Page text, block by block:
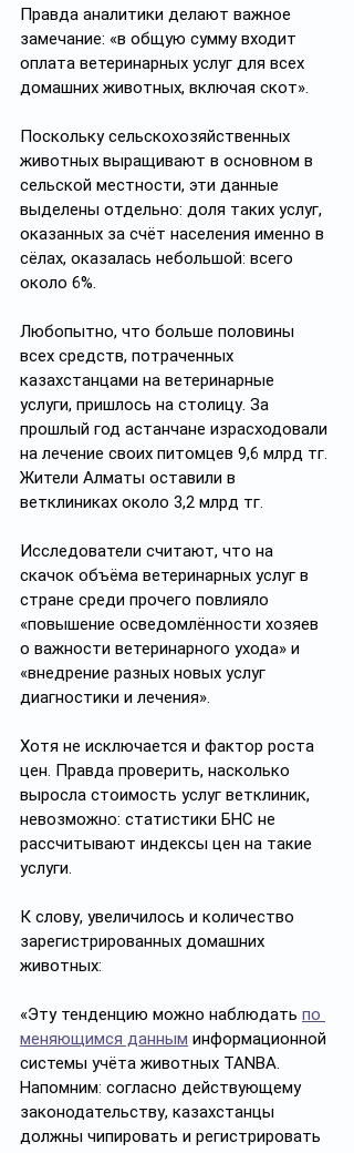
Правда аналитики делают важное
замечание: «в общую сумму входит
оплата ветеринарных услуг для всех
домашних животных, включая скот».
Поскольку сельскохозяйственных
животных выращивают в основном в
сельской местности, эти данные
выделены отдельно: доля таких услуг,
оказанных за счёт населения именно в
сёлах, оказалась небольшой: всего
около 6%.
Любопытно, что больше половины
всех средств, потраченных
казахстанцами на ветеринарные
услуги, пришлось на столицу. За
прошлый год астанчане израсходовали
на лечение своих питомцев 9,6 млрд тг.
Жители Алматы оставили в
ветклиниках около 3,2 млрд тг.
Исследователи считают, что на
скачок объёма ветеринарных услуг в
стране среди прочего повлияло
«повышение осведомлённости хозяев
о важности ветеринарного ухода» и
«внедрение разных новых услуг
диагностики и лечения».
Хотя не исключается и фактор роста
цен. Правда проверить, насколько
выросла стоимость услуг ветклиник,
невозможно: статистики БНС не
рассчитывают индексы цен на такие
услуги.
К слову, увеличилось и количество
зарегистрированных домашних
животных:
«Эту тенденцию можно наблюдать по
меняющимся данным информационной
системы учёта животных TANBA.
Напомним: согласно действующему
законодательству, казахстанцы
должны чипировать и регистрировать